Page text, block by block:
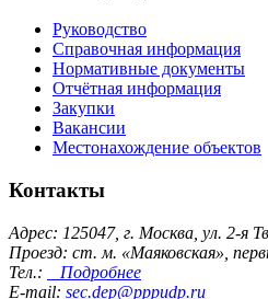
Руководство
Справочная информация
Нормативные документы
Отчётная информация
Закупки
Вакансии
Местонахождение объектов
Контакты
Адрес: 125047, г. Москва, ул. 2-я
Проезд: ст. м. «Маяковская»,
Тел.:
Подробнее
E-mail: sec.dep@pppudp.ru